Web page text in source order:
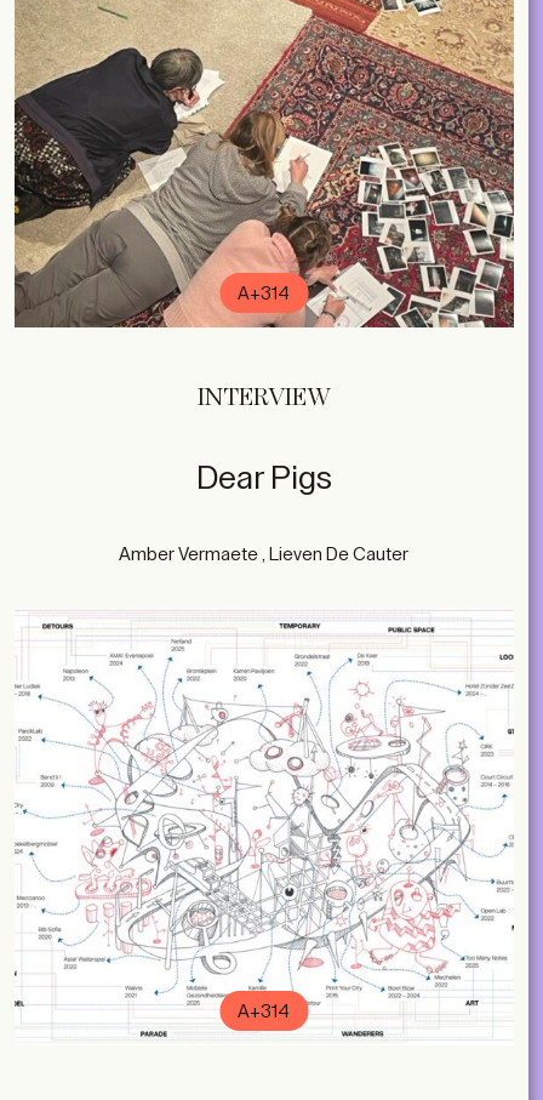
A+314
INTERVIEW
Dear Pigs
Amber Vermaete , Lieven De Cauter
A+314